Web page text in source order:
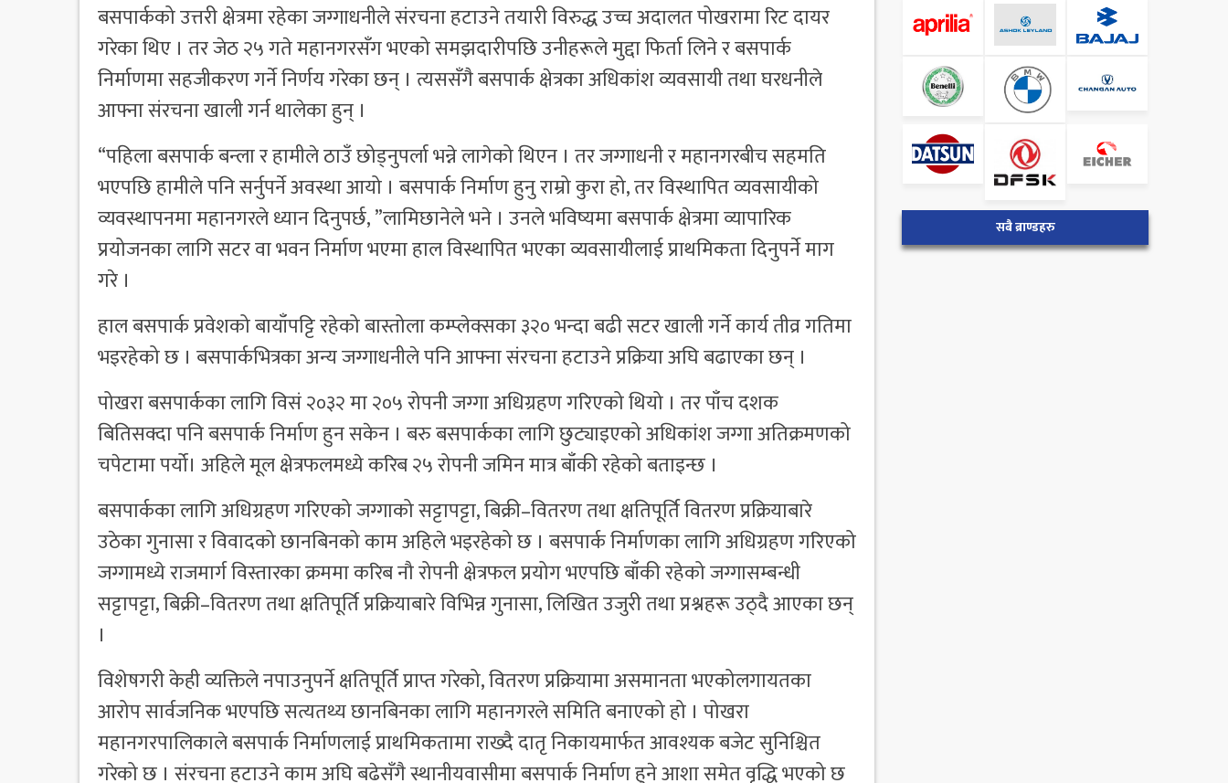
बसपार्कको उत्तरी क्षेत्रमा रहेका जग्गाधनीले संरचना हटाउने तयारी विरुद्ध उच्च अदालत पोखरामा रिट दायर
गरेका थिए । तर जेठ २५ गते महानगरसँग भएको समझदारीपछि उनीहरूले मुद्दा फिर्ता लिने र बसपार्क
निर्माणमा सहजीकरण गर्ने निर्णय गरेका छन् । त्यससँगै बसपार्क क्षेत्रका अधिकांश व्यवसायी तथा घरधनीले
आफ्ना संरचना खाली गर्न थालेका हुन् ।
“पहिला बसपार्क बन्ला र हामीले ठाउँ छोड्नुपर्ला भन्ने लागेको थिएन । तर जग्गाधनी र महानगरबीच सहमति
भएपछि हामीले पनि सर्नुपर्ने अवस्था आयो । बसपार्क निर्माण हुनु राम्रो कुरा हो, तर विस्थापित व्यवसायीको
व्यवस्थापनमा महानगरले ध्यान दिनुपर्छ, ”लामिछानेले भने । उनले भविष्यमा बसपार्क क्षेत्रमा व्यापारिक
प्रयोजनका लागि सटर वा भवन निर्माण भएमा हाल विस्थापित भएका व्यवसायीलाई प्राथमिकता दिनुपर्ने माग
गरे ।
हाल बसपार्क प्रवेशको बायाँपट्टि रहेको बास्तोला कम्प्लेक्सका ३२० भन्दा बढी सटर खाली गर्ने कार्य तीव्र गतिमा
भइरहेको छ । बसपार्कभित्रका अन्य जग्गाधनीले पनि आफ्ना संरचना हटाउने प्रक्रिया अघि बढाएका छन् ।
पोखरा बसपार्कका लागि विसं २०३२ मा २०५ रोपनी जग्गा अधिग्रहण गरिएको थियो । तर पाँच दशक
बितिसक्दा पनि बसपार्क निर्माण हुन सकेन । बरु बसपार्कका लागि छुट्याइएको अधिकांश जग्गा अतिक्रमणको
चपेटामा पर्यो। अहिले मूल क्षेत्रफलमध्ये करिब २५ रोपनी जमिन मात्र बाँकी रहेको बताइन्छ ।
बसपार्कका लागि अधिग्रहण गरिएको जग्गाको सट्टापट्टा, बिक्री–वितरण तथा क्षतिपूर्ति वितरण प्रक्रियाबारे
उठेका गुनासा र विवादको छानबिनको काम अहिले भइरहेको छ । बसपार्क निर्माणका लागि अधिग्रहण गरिएको
जग्गामध्ये राजमार्ग विस्तारका क्रममा करिब नौ रोपनी क्षेत्रफल प्रयोग भएपछि बाँकी रहेको जग्गासम्बन्धी
सट्टापट्टा, बिक्री–वितरण तथा क्षतिपूर्ति प्रक्रियाबारे विभिन्न गुनासा, लिखित उजुरी तथा प्रश्नहरू उठ्दै आएका छन्
।
विशेषगरी केही व्यक्तिले नपाउनुपर्ने क्षतिपूर्ति प्राप्त गरेको, वितरण प्रक्रियामा असमानता भएकोलगायतका
आरोप सार्वजनिक भएपछि सत्यतथ्य छानबिनका लागि महानगरले समिति बनाएको हो । पोखरा
महानगरपालिकाले बसपार्क निर्माणलाई प्राथमिकतामा राख्दै दातृ निकायमार्फत आवश्यक बजेट सुनिश्चित
गरेको छ । संरचना हटाउने काम अघि बढेसँगै स्थानीयवासीमा बसपार्क निर्माण हुने आशा समेत वृद्धि भएको छ
सबै ब्राण्डहरु